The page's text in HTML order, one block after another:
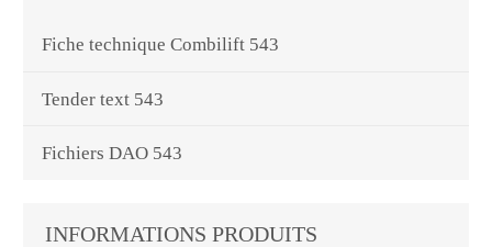
Fiche technique Combilift 543
Tender text 543
Fichiers DAO 543
INFORMATIONS PRODUITS